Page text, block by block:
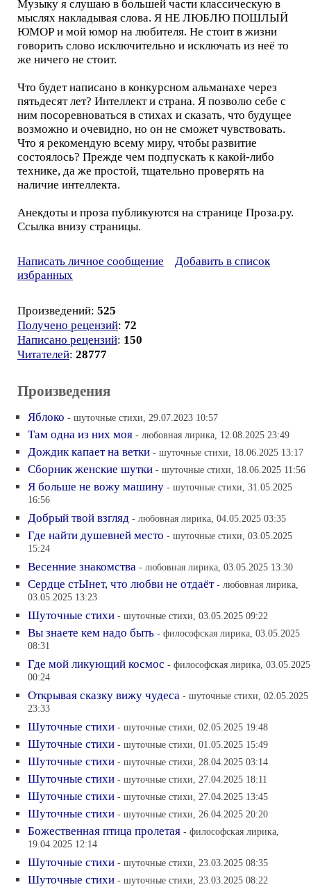
Музыку я слушаю в большей части классическую в
мыслях накладывая слова. Я НЕ ЛЮБЛЮ ПОШЛЫЙ
ЮМОР и мой юмор на любителя. Не стоит в жизни
говорить слово исключительно и исключать из неё то
же ничего не стоит.
Что будет написано в конкурсном альманахе через
пятьдесят лет? Интеллект и страна. Я позволю себе с
ним посоревноваться в стихах и сказать, что будущее
возможно и очевидно, но он не сможет чувствовать.
Что я рекомендую всему миру, чтобы развитие
состоялось? Прежде чем подпускать к какой-либо
технике, да же простой, тщательно проверять на
наличие интеллекта.
Анекдоты и проза публикуются на странице Проза.ру.
Ссылка внизу страницы.
Написать личное сообщение
Добавить в список
избранных
Произведений: 525
Получено рецензий: 72
Написано рецензий: 150
Читателей: 28777
Произведения
Яблоко - шуточные стихи, 29.07.2023 10:57
Там одна из них моя - любовная лирика, 12.08.2025 23:49
Дождик капает на ветки - шуточные стихи, 18.06.2025 13:17
Сборник женские шутки - шуточные стихи, 18.06.2025 11:56
Я больше не вожу машину - шуточные стихи, 31.05.2025
16:56
Добрый твой взгляд - любовная лирика, 04.05.2025 03:35
Где найти душевней место - шуточные стихи, 03.05.2025
15:24
Весенние знакомства - любовная лирика, 03.05.2025 13:30
Сердце стЫнет, что любви не отдаёт - любовная лирика,
03.05.2025 13:23
Шуточные стихи - шуточные стихи, 03.05.2025 09:22
Вы знаете кем надо быть - философская лирика, 03.05.2025
08:31
Где мой ликующий космос - философская лирика, 03.05.2025
00:24
Открывая сказку вижу чудеса - шуточные стихи, 02.05.2025
23:33
Шуточные стихи - шуточные стихи, 02.05.2025 19:48
Шуточные стихи - шуточные стихи, 01.05.2025 15:49
Шуточные стихи - шуточные стихи, 28.04.2025 03:14
Шуточные стихи - шуточные стихи, 27.04.2025 18:11
Шуточные стихи - шуточные стихи, 27.04.2025 13:45
Шуточные стихи - шуточные стихи, 26.04.2025 20:20
Божественная птица пролетая - философская лирика,
19.04.2025 12:14
Шуточные стихи - шуточные стихи, 23.03.2025 08:35
Шуточные стихи - шуточные стихи, 23.03.2025 08:22